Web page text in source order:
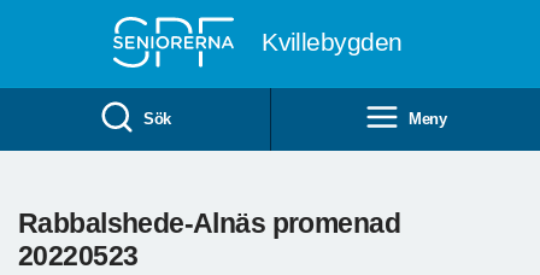
Kvillebygden
Sök Meny
Rabbalshede-Alnäs promenad
20220523